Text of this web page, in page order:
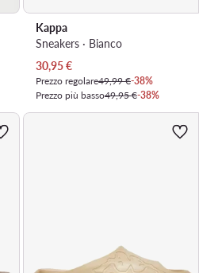
Kappa
Sneakers · Bianco
Prezzo attuale
30,95€
Prezzo regolare49,99 €-38%
Prezzo più basso49,95 €-38%